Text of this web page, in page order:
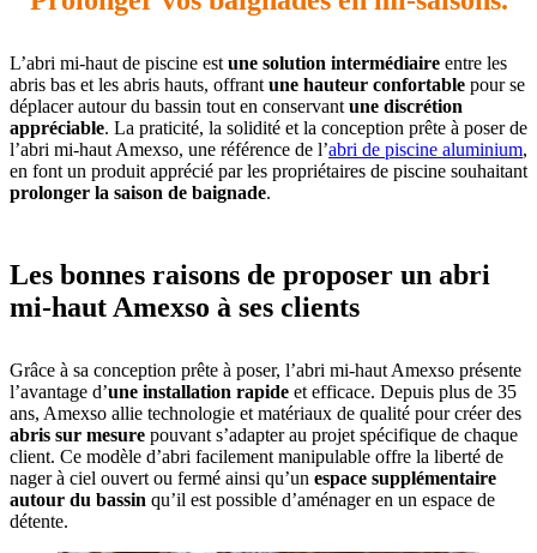
L’abri mi-haut de piscine est une solution intermédiaire entre les
abris bas et les abris hauts, offrant une hauteur confortable pour se
déplacer autour du bassin tout en conservant une discrétion
appréciable. La praticité, la solidité et la conception prête à poser de
l’abri mi-haut Amexso, une référence de l’abri de piscine aluminium,
en font un produit apprécié par les propriétaires de piscine souhaitant
prolonger la saison de baignade.
Les bonnes raisons de proposer un abri
mi-haut Amexso à ses clients
Grâce à sa conception prête à poser, l’abri mi-haut Amexso présente
l’avantage d’une installation rapide et efficace. Depuis plus de 35
ans, Amexso allie technologie et matériaux de qualité pour créer des
abris sur mesure pouvant s’adapter au projet spécifique de chaque
client. Ce modèle d’abri facilement manipulable offre la liberté de
nager à ciel ouvert ou fermé ainsi qu’un espace supplémentaire
autour du bassin qu’il est possible d’aménager en un espace de
détente.